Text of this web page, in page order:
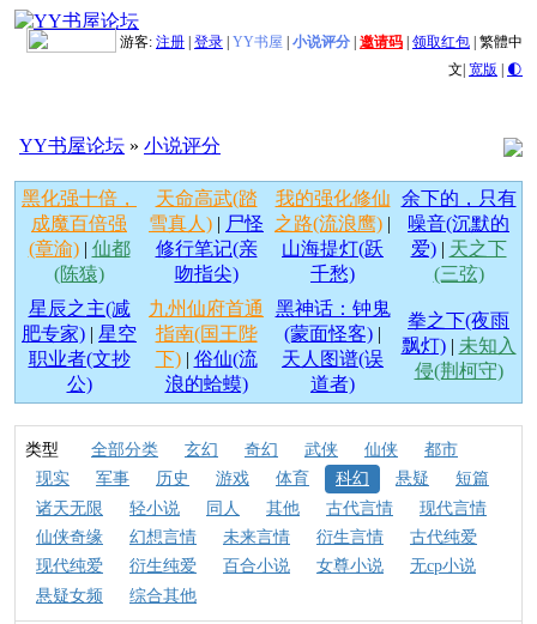
游客: 注册 登录 YY书屋 小说评分 邀请码 领取红包 繁體中
文| 宽版 | 🌓
YY书屋论坛 » 小说评分
黑化强十倍，
成魔百倍强
(章渝)| 仙都
(陈猿)
天命高武(踏
雪真人) | 尸怪
修行笔记(亲
吻指尖)
我的强化修仙
之路(流浪鹰) |
山海提灯(跃
千愁)
余下的，只有
噪音(沉默的
爱)| 天之下
(三弦)
星辰之主(减
肥专家) | 星空
职业者(文抄
公)
九州仙府首通
指南(国王陛
下)| 俗仙(流
浪的蛤蟆)
黑神话：钟鬼
(蒙面怪客) |
天人图谱(误
道者)
拳之下(夜雨
飘灯)| 未知入
侵(荆柯守)
类型 全部分类 玄幻 奇幻 武侠 仙侠
都市
现实
军事 历史 游戏 体育 科幻 悬疑
短篇
诸天无限
轻小说 同人 其他 古代言情
现代言情
仙侠奇缘
幻想言情 未来言情 衍生言情
古代纯爱
现代纯爱
衍生纯爱 百合小说 女尊小说
无cp小说
悬疑女频
综合其他